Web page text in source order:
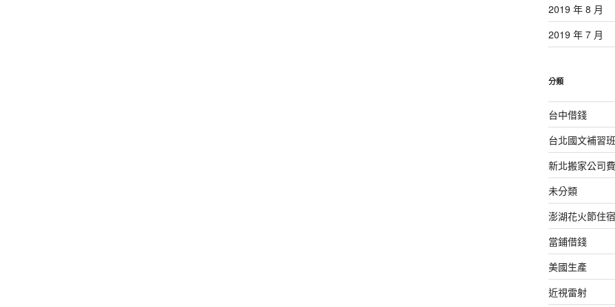
2019 年 8 月
2019 年 7 月
分類
台中借錢
台北國文補習班
新北搬家公司
未分類
澎湖花火節住
當鋪借錢
美國生產
近視雷射